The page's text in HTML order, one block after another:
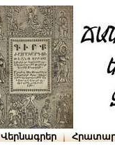
Վերնագրեր